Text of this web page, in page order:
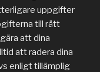
uppgifter
till rätt
att dina
att radera dina
enligt tillämplig